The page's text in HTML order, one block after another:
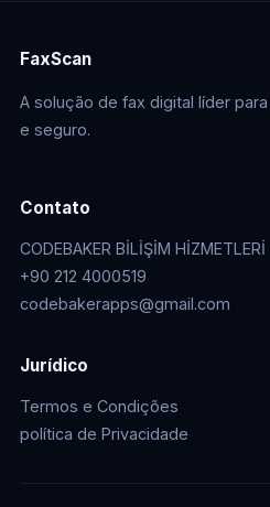
FaxScan
A solução de fax digital líder
e seguro.
Contato
CODEBAKER BİLİŞİM
+90 212 4000519
codebakerapps@gmail.com
Jurídico
Termos e Condições
política de Privacidade